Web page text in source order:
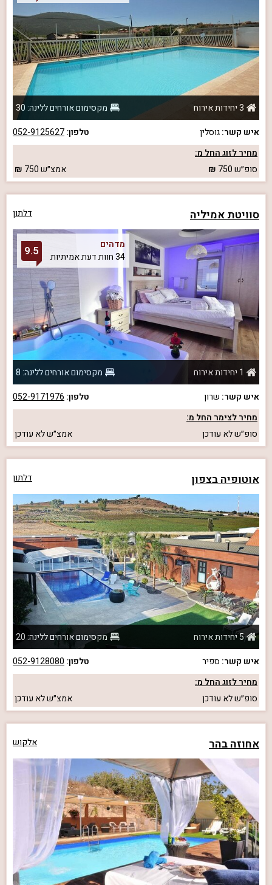
3 יחידות אירוח
מקסימום אורחים ללינה: 30
איש קשר:גוסלין טלפון:052-9125627
מחיר לזוג החל מ:
סופ״ש750 אמצ״ש750
סוויטת אמיליה דלתון
מדהים
34 חוות דעת אמיתיות
9.5
1 יחידות אירוח
מקסימום אורחים ללינה: 8
איש קשר: שרון טלפון: 052-9171976
מחיר לצימר החל מ:
סופ״שלא עודכן אמצ״שלא עודכן
אוטופיה בצפון דלתון
5 יחידות אירוח
מקסימום אורחים ללינה: 20
איש קשר: ספיר טלפון: 052-9128080
מחיר לזוג החל מ:
סופ״שלא עודכן אמצ״שלא עודכן
אחוזה בהר אלקוש